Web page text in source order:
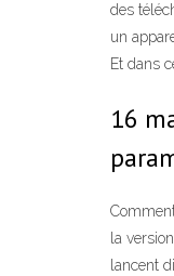
des
un
Et dans
16
la
lancent